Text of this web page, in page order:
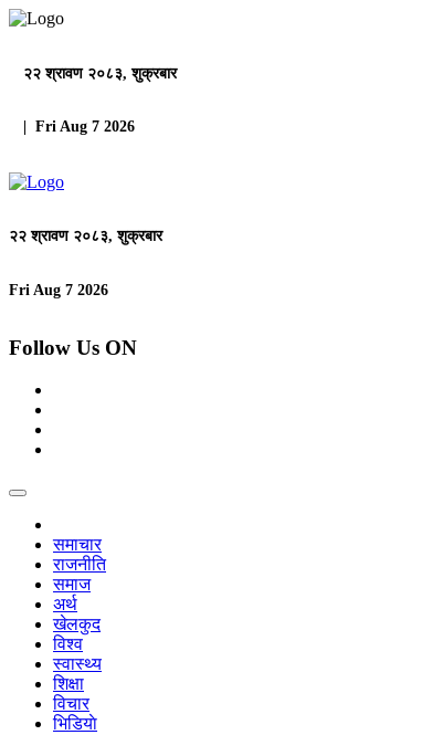
२२ श्रावण २०८३, शुक्रबार
| Fri Aug 7 2026
२२ श्रावण २०८३, शुक्रबार
Fri Aug 7 2026
Follow Us ON
समाचार
राजनीति
समाज
अर्थ
खेलकुद
विश्व
स्वास्थ्य
शिक्षा
विचार
भिडियाे